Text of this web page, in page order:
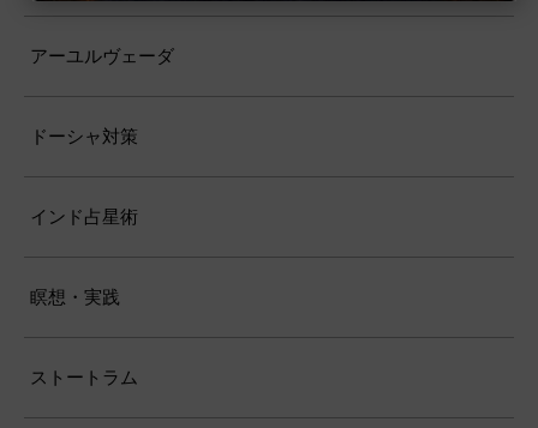
アーユルヴェーダ
ドーシャ対策
インド占星術
瞑想・実践
ストートラム